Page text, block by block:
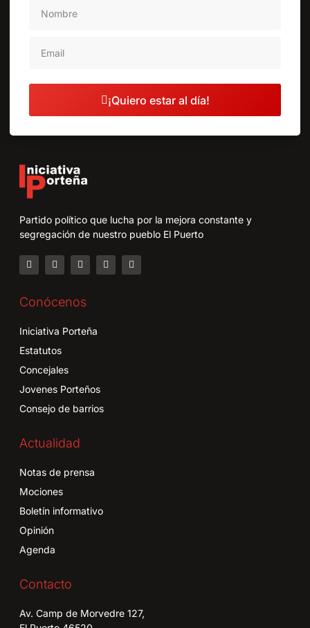
¡Quiero estar al día!
Partido político que lucha por la mejora constante y
segregación de nuestro pueblo El Puerto
Conócenos
Iniciativa Porteña
Estatutos
Concejales
Jovenes Porteños
Consejo de barrios
Actualidad
Notas de prensa
Mociones
Boletín informativo
Opinión
Agenda
Contacto
Av. Camp de Morvedre 127,